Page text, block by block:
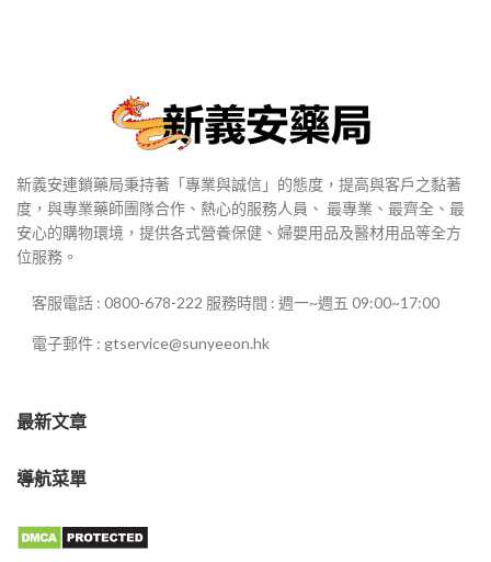
新義安連鎖藥局秉持著「專業與誠信」的態度，提高與客戶之黏著
度，與專業藥師團隊合作、熱心的服務人員、 最專業、最齊全、最
安心的購物環境，提供各式營養保健、婦嬰用品及醫材用品等全方
位服務。
客服電話 : 0800-678-222 服務時間 : 週一~週五 09:00~17:00
電子郵件 : gtservice@sunyeeon.hk
最新文章
導航菜單